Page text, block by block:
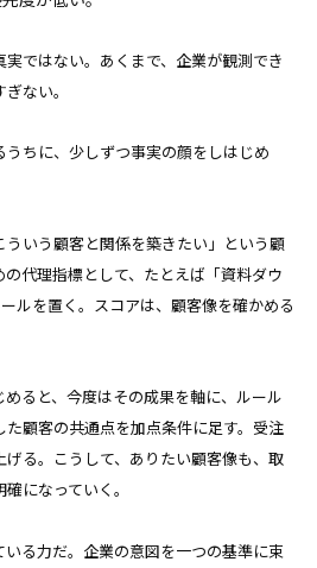
ではない。あくまで、企業が観測でき
ない。
うちに、少しずつ事実の顔をしはじめ
いう顧客と関係を築きたい」という顧
代理指標として、たとえば「資料ダウ
ルを置く。スコアは、顧客像を確かめる
ると、今度はその成果を軸に、ルール
顧客の共通点を加点条件に足す。受注
る。こうして、ありたい顧客像も、取
になっていく。
る力だ。企業の意図を一つの基準に束